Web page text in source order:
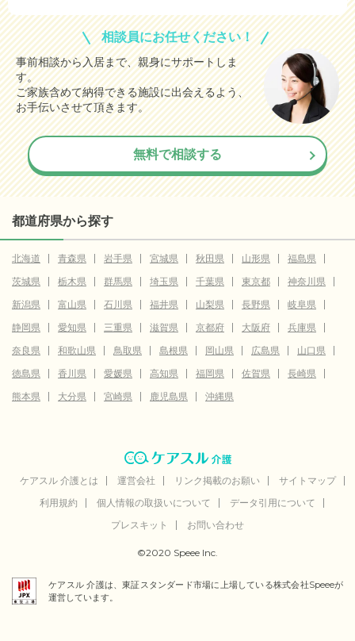
相談員にお任せください！
事前相談から入居まで、親身にサポートしま
す。
ご家族含めて納得できる施設に出会えるよう、
お手伝いさせて頂きます。
無料で相談する
都道府県から探す
北海道 青森県 岩手県 宮城県 秋田県 山形県
福島県
茨城県
栃木県 群馬県 埼玉県 千葉県 東京都
神奈川県
新潟県
富山県 石川県 福井県 山梨県 長野県
岐阜県
静岡県
愛知県 三重県 滋賀県 京都府 大阪府
兵庫県
奈良県
和歌山県 鳥取県 島根県 岡山県 広島県
山口県
徳島県
香川県 愛媛県 高知県 福岡県 佐賀県
長崎県
熊本県
大分県 宮崎県 鹿児島県 沖縄県
ケアスル 介護とは 運営会社 リンク掲載のお願い
サイトマップ
利用規約
個人情報の取扱いについて
データ引用について
プレスキット
お問い合わせ
©2020 Speee Inc.
ケアスル 介護は、東証スタンダード市場に上場している株式会社Speeeが
運営しています。